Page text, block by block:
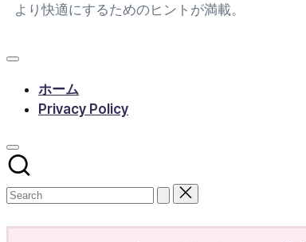
より快適にするためのヒントが満載。
ホーム
Privacy Policy